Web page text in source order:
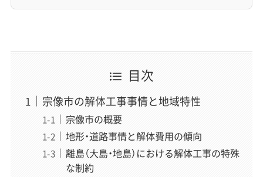
目次
宗像市の解体工事事情と地域特性
宗像市の概要
地形・道路事情と解体費用の傾向
離島（大島・地島）における解体工事の特殊
な制約